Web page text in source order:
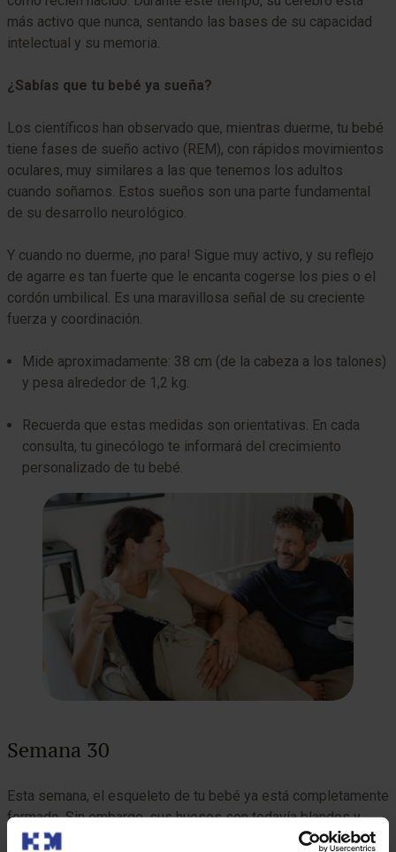
más activo que nunca, sentando las bases de su capacidad
intelectual y su memoria.
¿Sabías que tu bebé ya sueña?
Los científicos han observado que, mientras duerme, tu bebé
tiene fases de sueño activo (REM), con rápidos movimientos
oculares, muy similares a las que tenemos los adultos
cuando soñamos. Estos sueños son una parte fundamental
de su desarrollo neurológico.
Y cuando no duerme, ¡no para! Sigue muy activo, y su reflejo
de agarre es tan fuerte que le encanta cogerse los pies o el
cordón umbilical. Es una maravillosa señal de su creciente
fuerza y coordinación.
Mide aproximadamente: 38 cm (de la cabeza a los talones)
y pesa alrededor de 1,2 kg.
Recuerda que estas medidas son orientativas. En cada
consulta, tu ginecólogo te informará del crecimiento
personalizado de tu bebé.
Semana 30
Esta semana, el esqueleto de tu bebé ya está completamente
formado. Sin embargo, sus huesos son todavía blandos y
flexibles, una característica fundamental que le dará la